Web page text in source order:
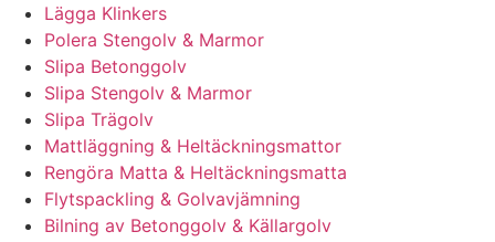
Lägga Klinkers
Polera Stengolv & Marmor
Slipa Betonggolv
Slipa Stengolv & Marmor
Slipa Trägolv
Mattläggning & Heltäckningsmattor
Rengöra Matta & Heltäckningsmatta
Flytspackling & Golvavjämning
Bilning av Betonggolv & Källargolv